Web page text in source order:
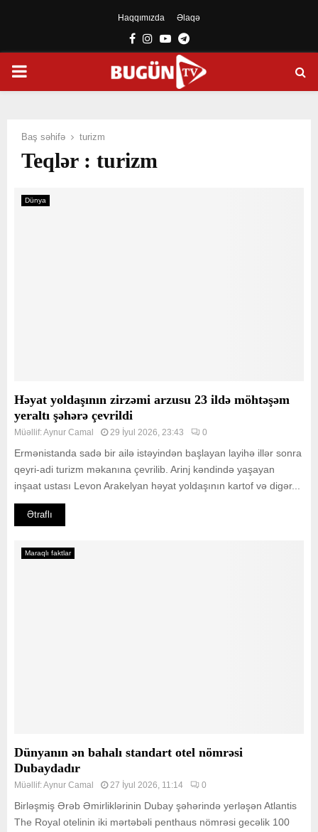
Haqqımızda Əlaqə
Facebook
Instagram
YoutubeTelegram
PRIMARY
Baş səhifə turizm
Teqlər : turizm
Dünya
Həyat yoldaşının zirzəmi arzusu 23 ildə möhtəşəm
yeraltı şəhərə çevrildi
Müəllif:Aynur Camal 29 İyul 2026, 23:43 0
Ermənistanda sadə bir ailə istəyindən başlayan layihə illər sonra
qeyri-adi turizm məkanına çevrilib. Arinj kəndində yaşayan
inşaat ustası Levon Arakelyan həyat yoldaşının kartof və digər...
Ətraflı
Maraqlı faktlar
Dünyanın ən bahalı standart otel nömrəsi
Dubaydadır
Müəllif:Aynur Camal 27 İyul 2026, 11:14 0
Birləşmiş Ərəb Əmirliklərinin Dubay şəhərində yerləşən Atlantis
The Royal otelinin iki mərtəbəli penthaus nömrəsi gecəlik 100